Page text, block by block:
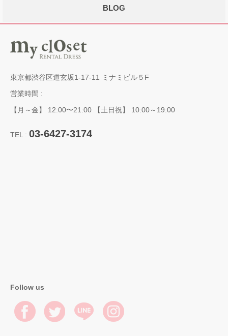
BLOG
東京都渋谷区道玄坂1-17-11 ミナミビル５F
営業時間 :
【月～金】 12:00〜21:00 【土日祝】 10:00～19:00
TEL : 03-6427-3174
Follow us